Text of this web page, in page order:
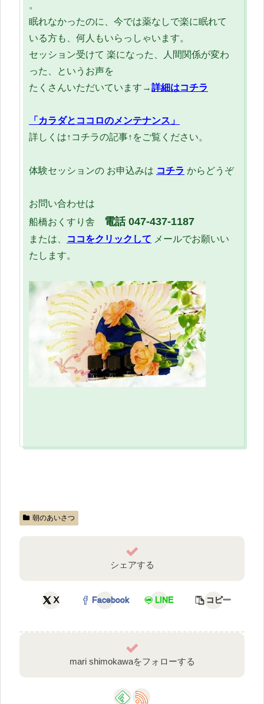
。
眠れなかったのに、今では薬なしで楽に眠れて
いる方も、何人もいらっしゃいます。
セッション受けて 楽になった、人間関係が変わ
った、というお声を
たくさんいただいています→詳細はコチラ
「カラダとココロのメンテナンス」
詳しくは↑コチラの記事↑をご覧ください。
体験セッションの お申込みは コチラ からどうぞ
お問い合わせは
船橋おくすり舎 電話 047-437-1187
または、 ココをクリックして メールでお願いい
たします。
朝のあいさつ
シェアする
X Facebook LINE コピー
mari shimokawaをフォローする